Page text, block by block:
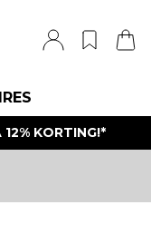
KORTING!*